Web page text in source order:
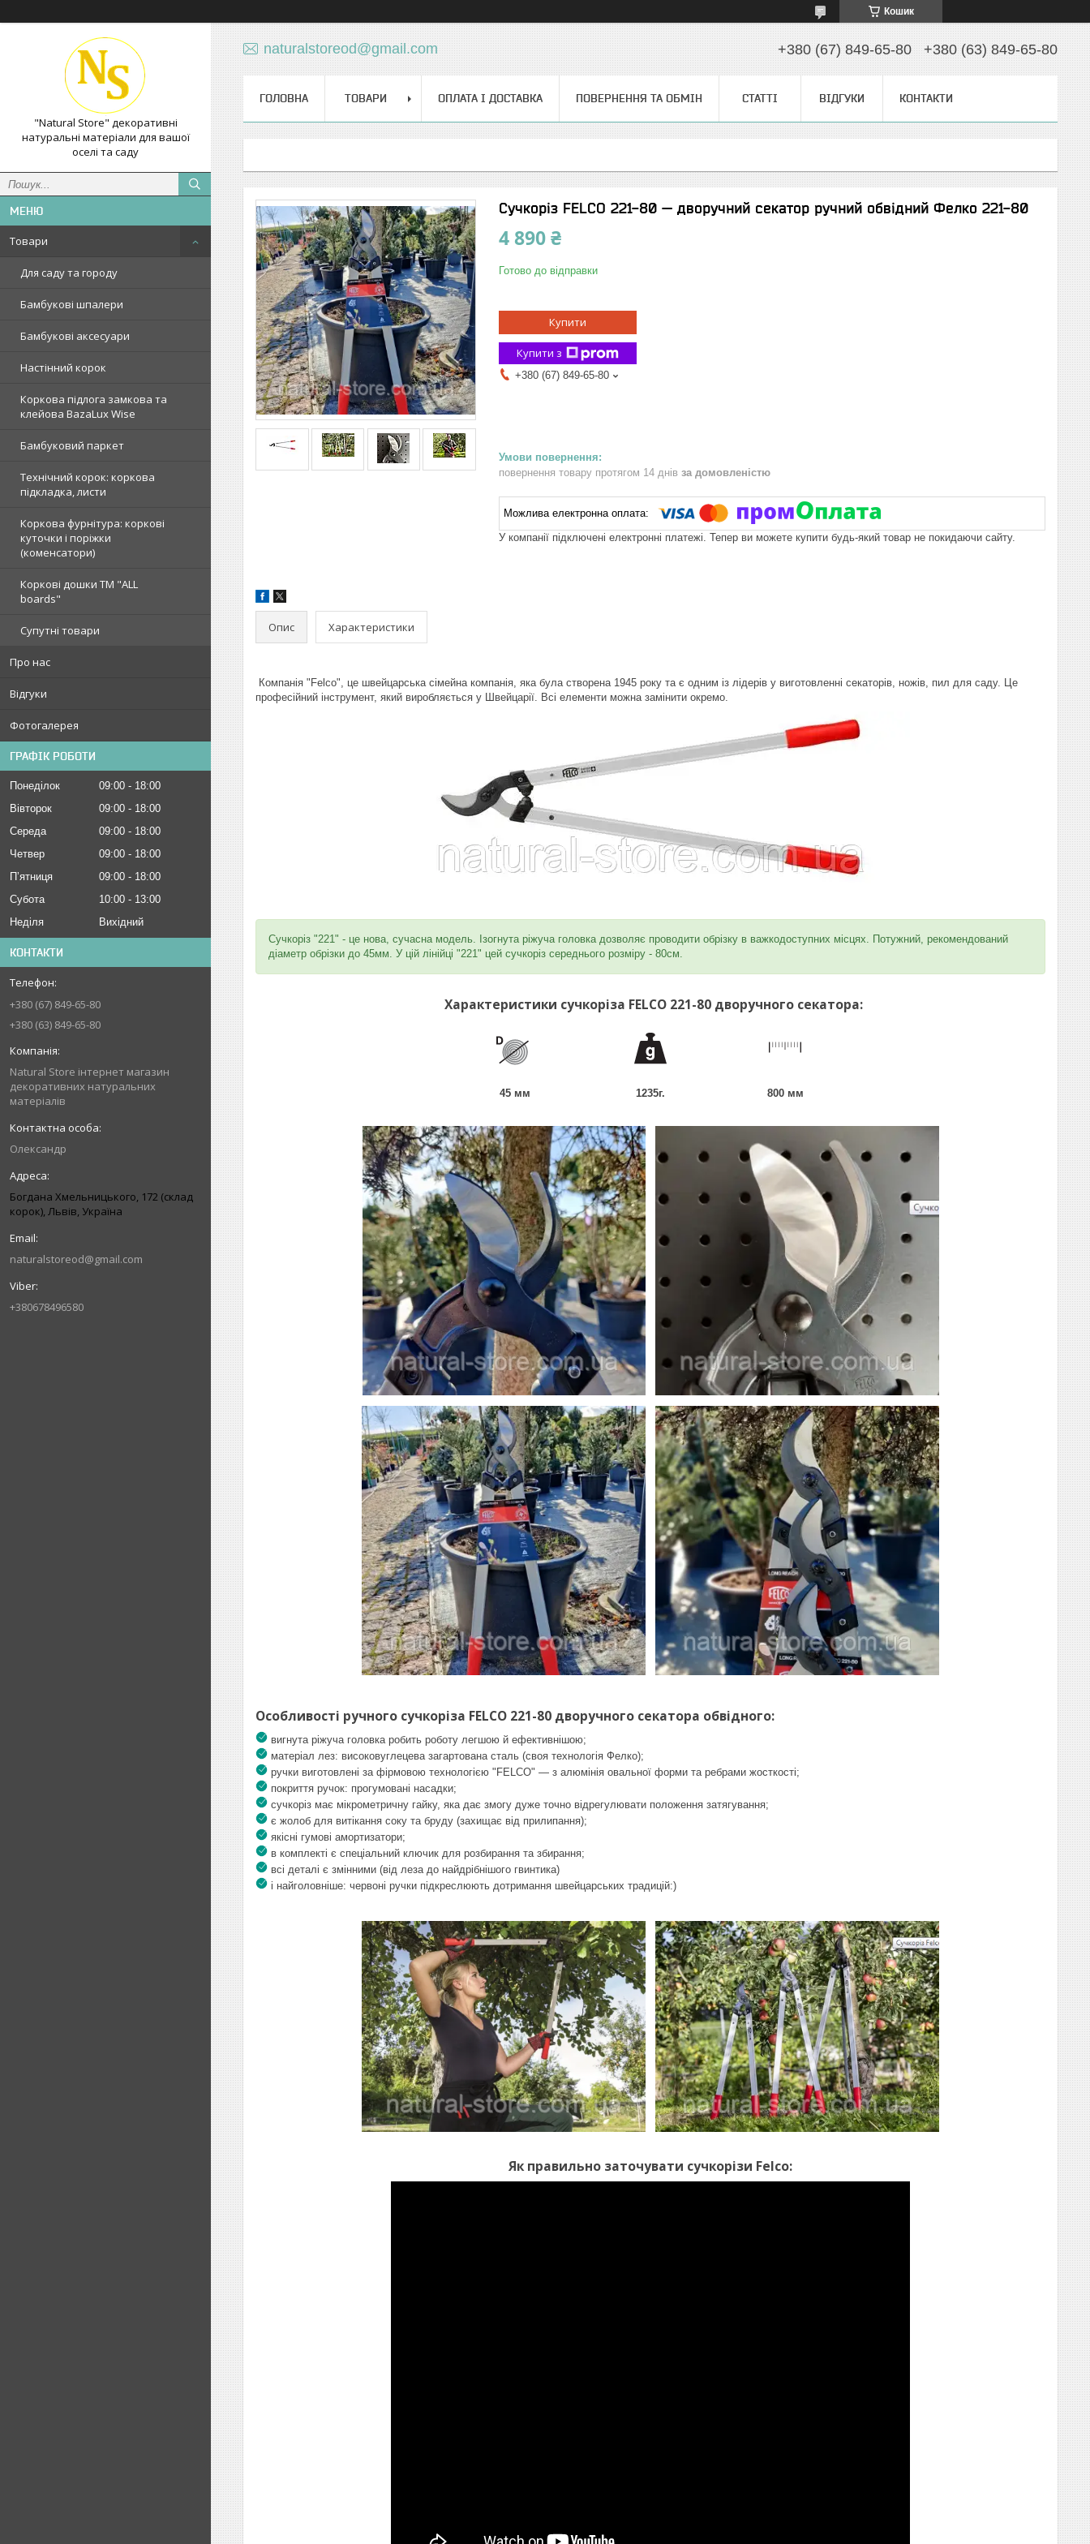
Кошик
"Natural Store" декоративні
натуральні матеріали для вашої
оселі та саду
Товари
Для саду та городу
Бамбукові шпалери
Бамбукові аксесуари
Настінний корок
Коркова підлога замкова та
клейова BazaLux Wise
Бамбуковий паркет
Технічний корок: коркова
підкладка, листи
Коркова фурнітура: коркові
куточки і поріжки
(коменсатори)
Коркові дошки TM "ALL
boards"
Супутні товари
Про нас
Відгуки
Фотогалерея
ГРАФІК РОБОТИ
Понеділок 09:00
18:00
Вівторок
09:00
18:00
Середа
09:00
18:00
Четвер
09:00
18:00
Пʼятниця
09:00
18:00
Субота
10:00
13:00
Неділя
Вихідний
КОНТАКТИ
+380 (67) 849-65-80
+380 (63) 849-65-80
Natural Store інтернет магазин
декоративних натуральних
матеріалів
Олександр
Богдана Хмельницького, 172 (склад
корок), Львів, Україна
naturalstoreod@gmail.com
+380678496580
naturalstoreod@gmail.com +380 (67) 849-65-80 +380 (63) 849-65-80
ГОЛОВНА ТОВАРИ ОПЛАТА І ДОСТАВКА ПОВЕРНЕННЯ ТА ОБМІН СТАТТІ ВІДГУКИ КОНТАКТИ
Сучкоріз FELCO 221-80 — дворучний секатор ручний обвідний Фелко 221-80
4 890 ₴
Готово до відправки
Купити
Купити з
+380 (67) 849-65-80
повернення товару протягом 14 днів за домовленістю
У компанії підключені електронні платежі. Тепер ви можете купити будь-який товар не покидаючи сайту.
Опис Характеристики
Компанія "Felco", це швейцарська сімейна компанія, яка була створена 1945 року та є одним із лідерів у виготовленні секаторів, ножів, пил для саду. Це
професійний інструмент, який виробляється у Швейцарії. Всі елементи можна замінити окремо.
Сучкоріз "221" - це нова, сучасна модель. Ізогнута ріжуча головка дозволяє проводити обрізку в важкодоступних місцях. Потужний, рекомендований
діаметр обрізки до 45мм. У цій лінійці "221" цей сучкоріз середнього розміру - 80см.
Характеристики сучкоріза FELCO 221-80 дворучного секатора:
45 мм 1235г. 800 мм
Особливості ручного сучкоріза FELCO 221-80 дворучного секатора обвідного:
вигнута ріжуча головка робить роботу легшою й ефективнішою;
матеріал лез: високовуглецева загартована сталь (своя технологія Фелко);
ручки виготовлені за фірмовою технологією "FELCO" — з алюмінія овальної форми та ребрами жосткості;
покриття ручок: прогумовані насадки;
сучкоріз має мікрометричну гайку, яка дає змогу дуже точно відрегулювати положення затягування;
є жолоб для витікання соку та бруду (захищає від прилипання);
якісні гумові амортизатори;
в комплекті є спеціальний ключик для розбирання та збирання;
всі деталі є змінними (від леза до найдрібнішого гвинтика)
і найголовніше: червоні ручки підкреслюють дотримання швейцарських традицій:)
Як правильно заточувати сучкорізи Felco: